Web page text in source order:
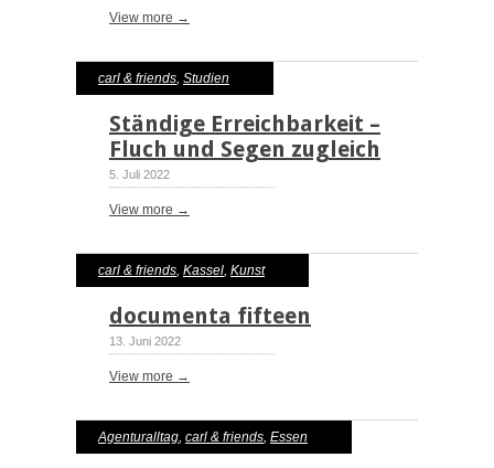
View more →
carl & friends, Studien
Ständige Erreichbarkeit –
Fluch und Segen zugleich
5. Juli 2022
View more →
carl & friends, Kassel, Kunst
documenta fifteen
13. Juni 2022
View more →
Agenturalltag, carl & friends, Essen